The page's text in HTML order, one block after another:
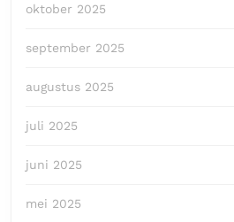
oktober 2025
september 2025
augustus 2025
juli 2025
juni 2025
mei 2025